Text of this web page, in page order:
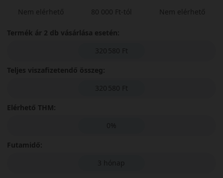
Nem elérhető
80 000 Ft-tól
Nem elérhető
Termék ár 2 db vásárlása esetén:
320 580 Ft
Teljes viszafizetendő összeg:
320 580 Ft
Elérhető THM:
0%
Futamidő:
3 hónap